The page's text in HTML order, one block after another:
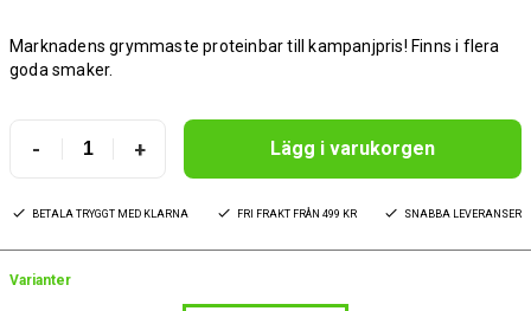
Marknadens grymmaste proteinbar till kampanjpris! Finns i flera
goda smaker.
- + Lägg i varukorgen
BETALA TRYGGT MED KLARNA FRI FRAKT FRÅN 499 KR SNABBA LEVERANSER
Varianter